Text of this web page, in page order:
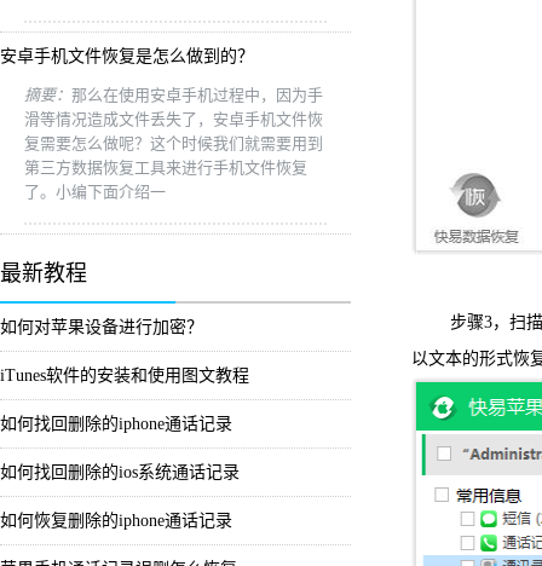
安卓手机文件恢复是怎么做到的？
摘要： 那么在使用安卓手机过程中，因为手
滑等情况造成文件丢失了，安卓手机文件恢
复需要怎么做呢？这个时候我们就需要用到
第三方数据恢复工具来进行手机文件恢复
了。小编下面介绍一
最新教程
如何对苹果设备进行加密？
iTunes软件的安装和使用图文教程
如何找回删除的iphone通话记录
如何找回删除的ios系统通话记录
如何恢复删除的iphone通话记录
步骤3，扫描完
以文本的形式恢